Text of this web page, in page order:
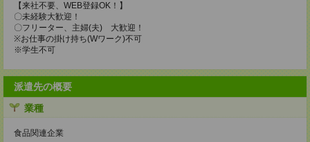
【来社不要、WEB登録OK！】
〇未経験大歓迎！
〇フリーター、主婦(夫) 大歓迎！
※お仕事の掛け持ち(Wワーク)不可
※学生不可
派遣先の概要
業種
食品関連企業